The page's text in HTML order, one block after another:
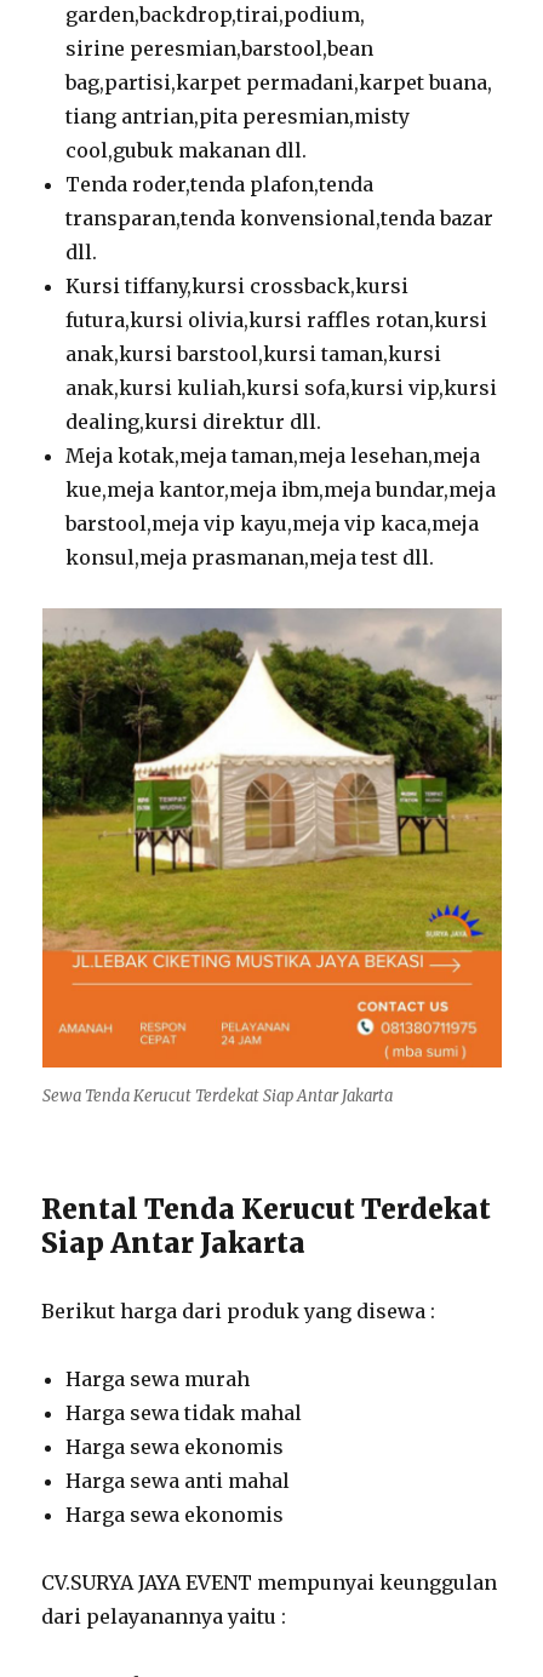
garden,backdrop,tirai,podium,
sirine peresmian,barstool,bean
bag,partisi,karpet permadani,karpet buana,
tiang antrian,pita peresmian,misty
cool,gubuk makanan dll.
Tenda roder,tenda plafon,tenda
transparan,tenda konvensional,tenda bazar
dll.
Kursi tiffany,kursi crossback,kursi
futura,kursi olivia,kursi raffles rotan,kursi
anak,kursi barstool,kursi taman,kursi
anak,kursi kuliah,kursi sofa,kursi vip,kursi
dealing,kursi direktur dll.
Meja kotak,meja taman,meja lesehan,meja
kue,meja kantor,meja ibm,meja bundar,meja
barstool,meja vip kayu,meja vip kaca,meja
konsul,meja prasmanan,meja test dll.
Sewa Tenda Kerucut Terdekat Siap Antar Jakarta
Rental Tenda Kerucut Terdekat
Siap Antar Jakarta
Berikut harga dari produk yang disewa :
Harga sewa murah
Harga sewa tidak mahal
Harga sewa ekonomis
Harga sewa anti mahal
Harga sewa ekonomis
CV.SURYA JAYA EVENT mempunyai keunggulan
dari pelayanannya yaitu :